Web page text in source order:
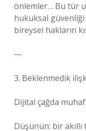
önlemler… Bu tür
hukuksal güvenliği
bireysel hakların
—
3. Beklenmedik
Dijital çağda
Düşünün: bir